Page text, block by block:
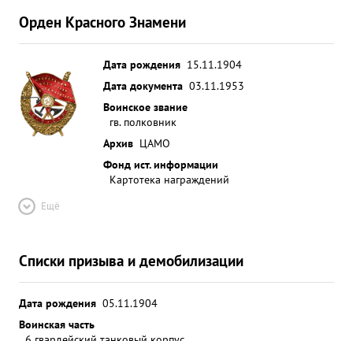
Орден Красного Знамени
Дата рождения 15.11.1904
Дата документа 03.11.1953
Воинское звание
гв. полковник
Архив ЦАМО
Фонд ист. информации
Картотека награждений
Ещё
Списки призыва и демобилизации
Дата рождения 05.11.1904
Воинская часть